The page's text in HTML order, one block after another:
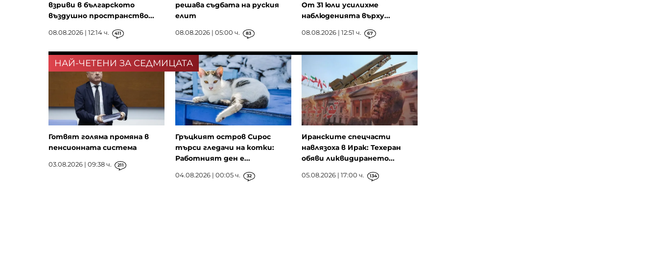
взриви в българското
въздушно пространство...
08.08.2026 | 12:14 ч. 411
решава съдбата на руския
елит
08.08.2026 | 05:00 ч. 83
От 31 юли усилихме
наблюденията върху...
08.08.2026 | 12:51 ч. 67
НАЙ-ЧЕТЕНИ ЗА СЕДМИЦАТА
Готвят голяма промяна в
пенсионната система
03.08.2026 | 09:38 ч. 211
Гръцкият остров Сирос
търси гледачи на котки:
Работният ден е...
04.08.2026 | 00:05 ч. 32
Иранските спецчасти
навлязоха в Ирак: Техеран
обяви ликвидирането...
05.08.2026 | 17:00 ч. 134